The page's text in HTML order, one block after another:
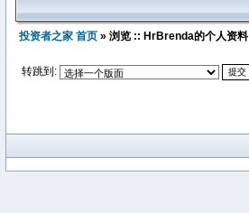
投资者之家 首页 » 浏览 :: HrBrenda的个人资料
转跳到: